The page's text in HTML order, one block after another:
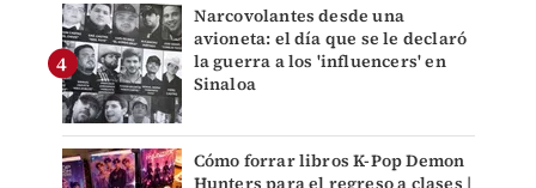
Narcovolantes desde una
avioneta: el día que se le declaró
la guerra a los 'influencers' en
Sinaloa
Cómo forrar libros K-Pop Demon
Hunters para el regreso a clases |